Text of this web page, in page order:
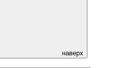
наверх